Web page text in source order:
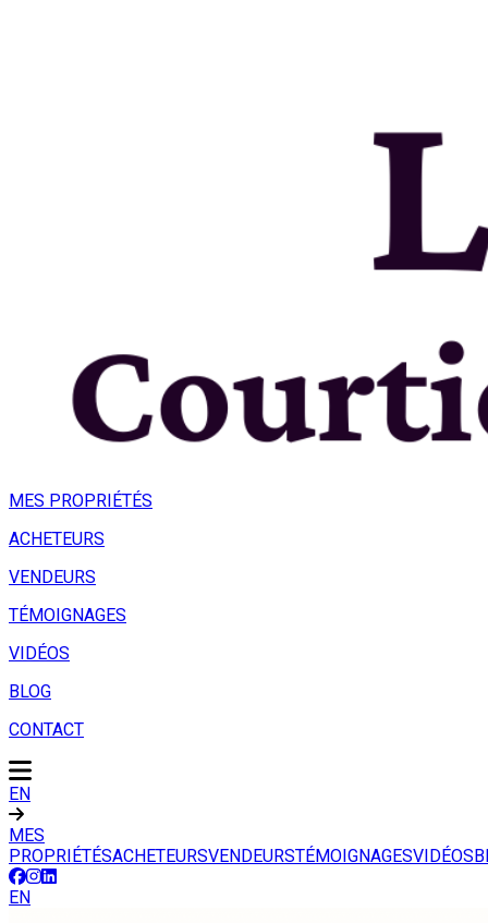
MES PROPRIÉTÉS
ACHETEURS
VENDEURS
TÉMOIGNAGES
VIDÉOS
BLOG
CONTACT
EN
MES
PROPRIÉTÉSACHETEURSVENDEURSTÉMOIGNAGESVIDÉOS
EN